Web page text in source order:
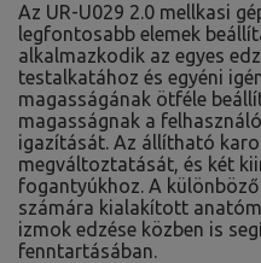
Az UR-U029 2.0 mellkasi
legfontosabb elemek
alkalmazkodik az egyes
testalkatához és egyéni
magasságának ötféle
magasságnak a
igazítását. Az állítható
megváltoztatását, és két
fogantyúkhoz. A
számára kialakított
izmok edzése közben is
fenntartásában.